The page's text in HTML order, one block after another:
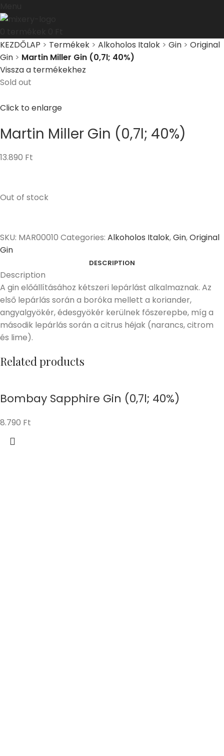
KEZDŐLAP > Termékek > Alkoholos Italok > Gin > Original
Gin > Martin Miller Gin (0,7l; 40%)
Vissza a termékekhez
Sold out
Click to enlarge
Martin Miller Gin (0,7l; 40%)
13.890 Ft
Out of stock
SKU: MAR00010 Categories: Alkoholos Italok,Gin,Original
Gin
DESCRIPTION
Description
A gin előállításához kétszeri lepárlást alkalmaznak. Az
első lepárlás során a boróka mellett a koriander,
angyalgyökér, édesgyökér kerülnek főszerepbe, míg a
második lepárlás során a citrus héjak (narancs, citrom
és lime).
Related products
Bombay Sapphire Gin (0,7l; 40%)
8.790 Ft